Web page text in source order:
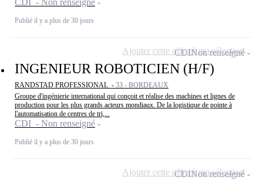
Publié il y a plus de 30 jours
INGENIEUR ROBOTICIEN (H/F)
RANDSTAD PROFESSIONAL - 33 - BORDEAUX
Groupe d'ingénierie international qui conçoit et réalise des machines et lignes de
production pour les plus grands acteurs mondiaux. De la logistique de pointe à
l'automatisation de centres de tri,...
CDI - Non renseigné
Publié il y a plus de 30 jours
CDINon renseigné
Ajouter cette offre à ma sélection
CDINon renseigné
Ajouter cette offre à ma sélection